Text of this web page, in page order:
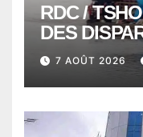
RDC /
DES
NAUFRAGE
À
KISANGANI
7 AOÛT 2026